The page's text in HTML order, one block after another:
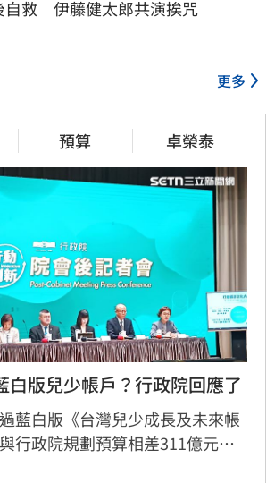
自救 伊藤健太郎共演挨咒
更多
預算 卓榮泰
白版兒少帳戶？行政院回應了
藍白版《台灣兒少成長及未來帳
行政院規劃預算相差311億元的
言人李慧芝今（6）日表示，行